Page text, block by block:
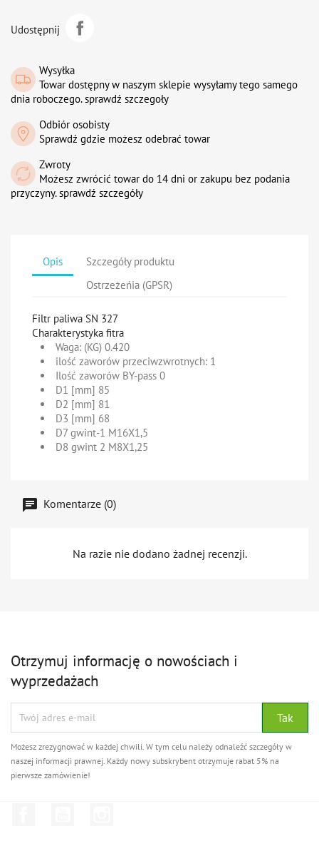
Udostępnij
Wysyłka
Towar dostępny w naszym sklepie wysyłamy tego samego
dnia roboczego. sprawdź szczegoły
Odbiór osobisty
Sprawdź gdzie możesz odebrać towar
Zwroty
Możesz zwrócić towar do 14 dni or zakupu bez podania
przyczyny. sprawdź szczegóły
Opis
Szczegóły produktu
Ostrzeżeńia (GPSR)
Filtr paliwa SN 327
Charakterystyka fitra
Waga: (KG) 0.420
ilość zaworów przeciwzwrotnych: 1
Ilość zaworów BY-pass 0
D1 [mm] 85
D2 [mm] 81
D3 [mm] 68
D7 gwint-1 M16X1,5
D8 gwint 2 M8X1,25
Komentarze (0)
Na razie nie dodano żadnej recenzji.
Otrzymuj informację o nowościach i
wyprzedażach
Możesz zrezygnować w każdej chwili. W tym celu należy odnaleźć szczegóły w
naszej informacji prawnej. Każdy nowy subskrybent otrzymuje rabat 5% na
pierwsze zamówienie!